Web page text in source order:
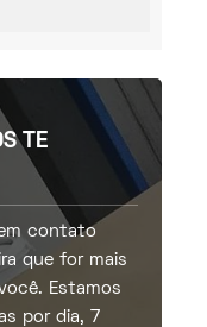
TE
contato
que for mais
Estamos
por dia, 7